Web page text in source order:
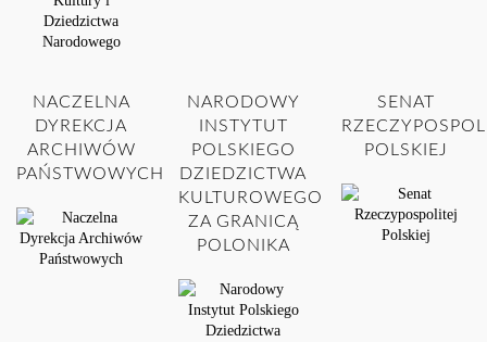
NACZELNA
DYREKCJA
ARCHIWÓW
PAŃSTWOWYCH
NARODOWY
INSTYTUT
POLSKIEGO
DZIEDZICTWA
KULTUROWEGO
ZA GRANICĄ
POLONIKA
SENAT
POLSKIEJ